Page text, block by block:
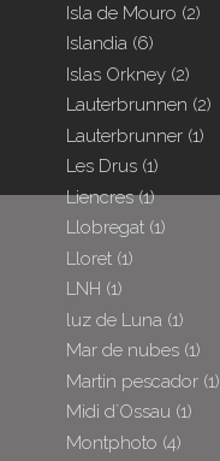
Isla de Mouro (2)
Islandia (6)
Islas Orkney (2)
Lauterbrunnen (2)
Lauterbrunner (1)
Les Drus (1)
Liencres(1)
Llobregat (1)
Lloret (1)
LNH (1)
luz de Luna (1)
Mar de nubes (1)
Martin pescador (1)
Midi d´Ossau (1)
Montphoto (4)